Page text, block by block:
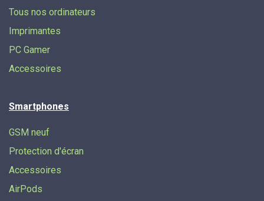
Tous nos ordinateurs
Imprimantes
PC Gamer
Accessoires
Smartphones
GSM neuf
Protection d'écran
Accessoires
AirPods